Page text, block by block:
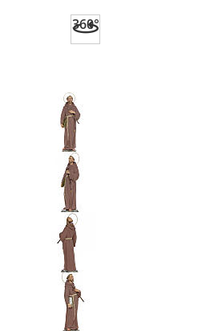
360°
Previous
slide